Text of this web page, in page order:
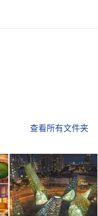
查看所有文件夹